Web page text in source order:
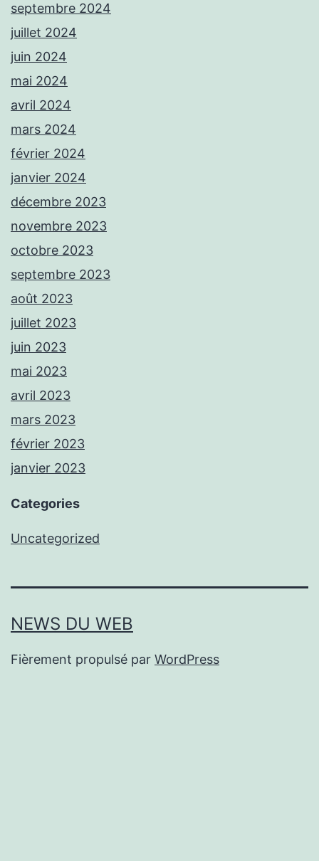
septembre 2024
juillet 2024
juin 2024
mai 2024
avril 2024
mars 2024
février 2024
janvier 2024
décembre 2023
novembre 2023
octobre 2023
septembre 2023
août 2023
juillet 2023
juin 2023
mai 2023
avril 2023
mars 2023
février 2023
janvier 2023
Categories
Uncategorized
NEWS DU WEB
Fièrement propulsé par WordPress